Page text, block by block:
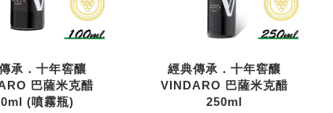
承．十年窖釀
巴薩米克醋
(噴霧瓶)
經典傳承．十年窖釀
VINDARO 巴薩米克醋
250ml